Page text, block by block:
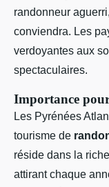
randonneur
conviendra. Les
verdoyantes aux
spectaculaires.
Importance
Les Pyrénées
tourisme de
réside dans la
attirant chaque